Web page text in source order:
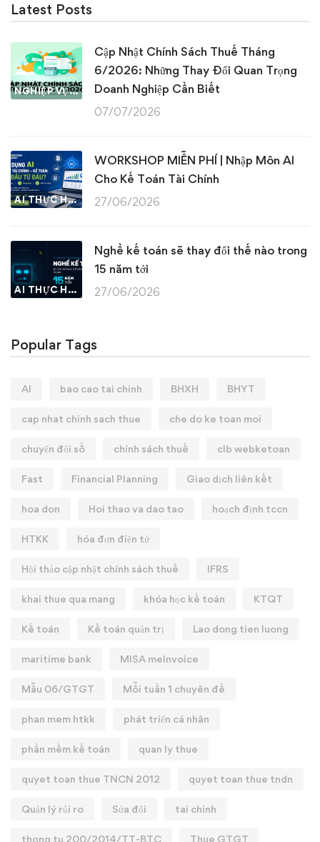
Latest Posts
NGHIỆP VỤ KẾ TOÁN & THUẾ
Cập Nhật Chính Sách Thuế Tháng
6/2026: Những Thay Đổi Quan Trọng
Doanh Nghiệp Cần Biết
07/07/2026
AI THỰC HÀNH
WORKSHOP MIỄN PHÍ | Nhập Môn AI
Cho Kế Toán Tài Chính
27/06/2026
AI THỰC HÀNH
Nghề kế toán sẽ thay đổi thế nào trong
15 năm tới
27/06/2026
Popular Tags
AI bao cao tai chinh BHXH BHYT
cap nhat chinh sach thue che do ke toan moi
chuyển đổi số chính sách thuế clb webketoan
Fast Financial Planning Giao dịch liên kết
hoa don Hoi thao va dao tao hoạch định tccn
HTKK hóa đơn điện tử
Hội thảo cập nhật chính sách thuế IFRS
khai thue qua mang khóa học kế toán KTQT
Kế toán Kế toán quản trị Lao dong tien luong
maritime bank MISA meInvoice
Mẫu 06/GTGT Mỗi tuần 1 chuyên đề
phan mem htkk phát triển cá nhân
phần mềm kế toán quan ly thue
quyet toan thue TNCN 2012 quyet toan thue tndn
Quản lý rủi ro Sửa đổi tai chinh
thong tu 200/2014/TT-BTC Thue GTGT